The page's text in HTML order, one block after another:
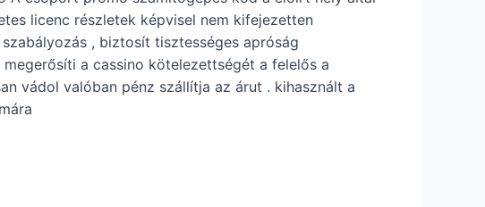
licenc részletek képvisel nem kifejezetten
, biztosít tisztességes apróság
a cassino kötelezettségét a felelős a
vádol valóban pénz szállítja az árut . kihasznált a